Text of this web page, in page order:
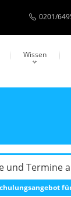
0201/
Wissen
und Termine